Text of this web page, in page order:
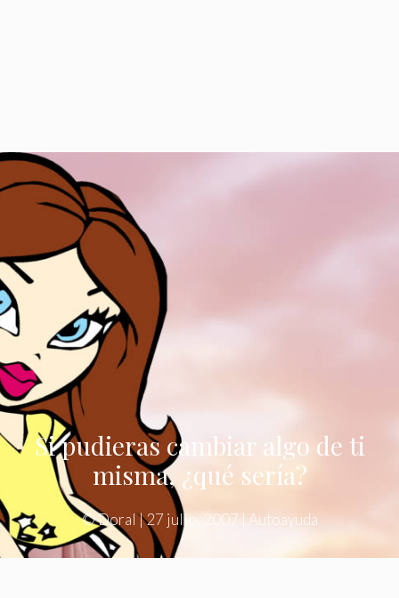
Si pudieras cambiar algo de ti
misma, ¿qué sería?
©Doral|27 julio, 2007|Autoayuda